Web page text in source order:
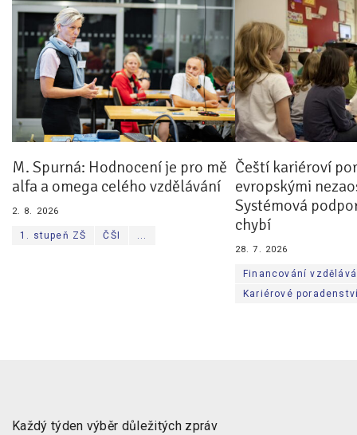
M. Spurná: Hodnocení je pro mě
alfa a omega celého vzdělávání
2. 8. 2026
1. stupeň ZŠ ČŠI ...
Čeští kariéroví
evropskými
Systémová
chybí
28. 7. 2026
Financování
Kariérové
Každý týden výběr důležitých zpráv